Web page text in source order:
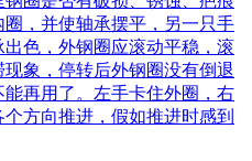
，并使轴承摆平，另一只手
色，外钢圈应滚动平稳，滚
象，停转后外钢圈没有倒退
再用了。左手卡住外圈，右
方向推进，假如推进时感到